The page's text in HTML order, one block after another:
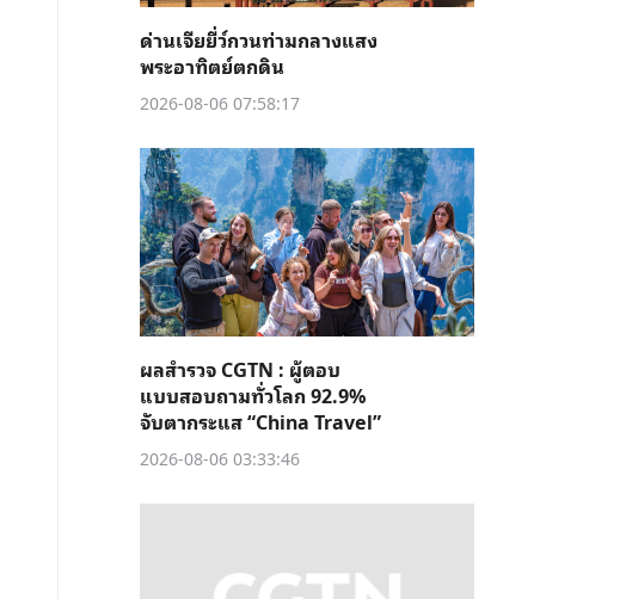
ด่านเจียยี่ว์กวนท่ามกลางแสง
พระอาทิตย์ตกดิน
2026-08-06 07:58:17
ผลสำรวจ CGTN : ผู้ตอบ
แบบสอบถามทั่วโลก 92.9%
จับตากระแส “China Travel”
2026-08-06 03:33:46